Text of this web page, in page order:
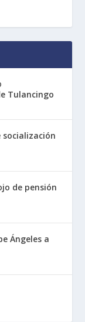
Tulancingo
socialización
de pensión
Ángeles a